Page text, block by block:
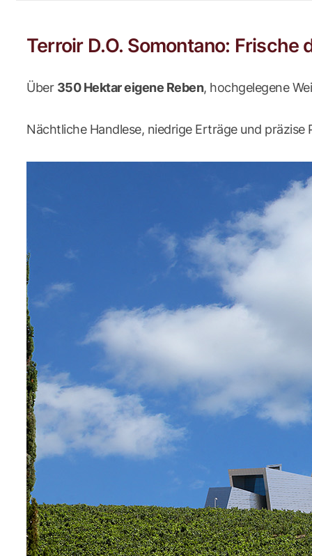
Terroir D.O. Somontano: Frische
Über 350 Hektar eigene Reben, hochgelegene
Nächtliche Handlese, niedrige Erträge und